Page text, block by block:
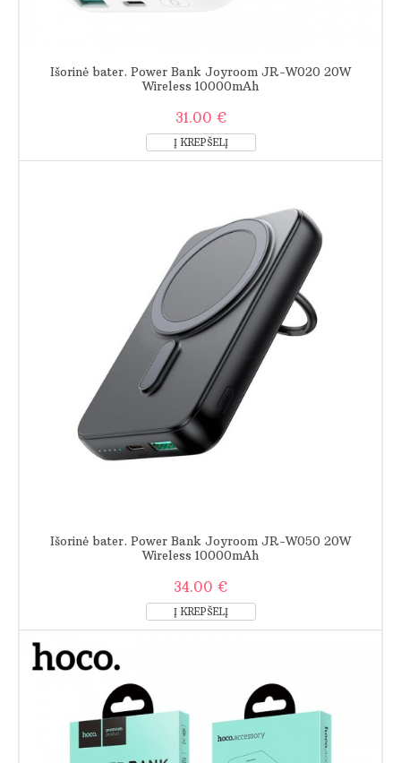
Išorinė bater. Power Bank Joyroom JR-W020 20W
Wireless 10000mAh
31.00 €
Išorinė bater. Power Bank Joyroom JR-W050 20W
Wireless 10000mAh
34.00 €